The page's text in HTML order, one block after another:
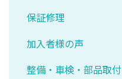
保証修理
加入者様の声
整備・車検・部品取付